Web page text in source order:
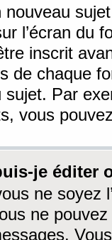
nouveau
l’écran du
inscrit
de chaque
sujet. Par
vous
je éditer
ne soyez
ne